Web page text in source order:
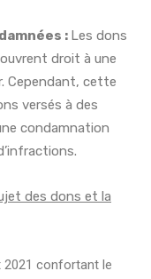
: Les dons
droit à une
Cependant, cette
versés à des
condamnation
des dons et la
2021 confortant le